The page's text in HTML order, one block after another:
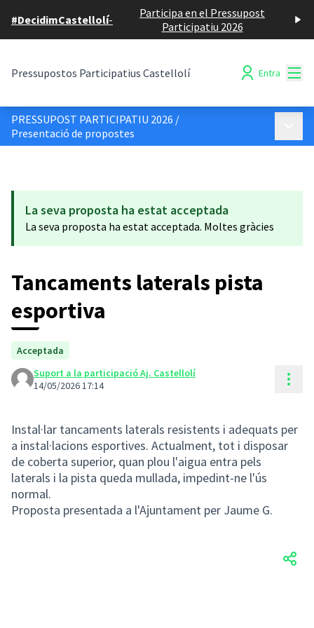
#DecidimCastellolí-
Participa en el Pressupost
Participatiu 2026
Pressupostos Participatius Castellolí Entra
PRESSUPOST PARTICIPATIU 2026 /
Presentació de propostes
La seva proposta ha estat acceptada
La seva proposta ha estat acceptada. Moltes gràcies
Tancaments laterals pista
esportiva
Acceptada
Suport a la participació Aj. Castellolí
14/05/2026 17:14
Instal·lar tancaments laterals resistents i adequats per
a instal·lacions esportives. Actualment, tot i disposar
de coberta superior, quan plou l'aigua entra pels
laterals i la pista queda mullada, impedint-ne l'ús
normal.
Proposta presentada a l'Ajuntament per Jaume G.